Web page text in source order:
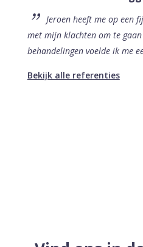
Jeroen heeft me op een
met mijn klachten om te
behandelingen voelde ik me
Bekijk alle referenties